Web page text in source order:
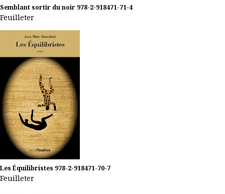
Semblant sortir du noir 978-2-918471-71-4
Feuilleter
Les Équilibristes 978-2-918471-70-7
Feuilleter